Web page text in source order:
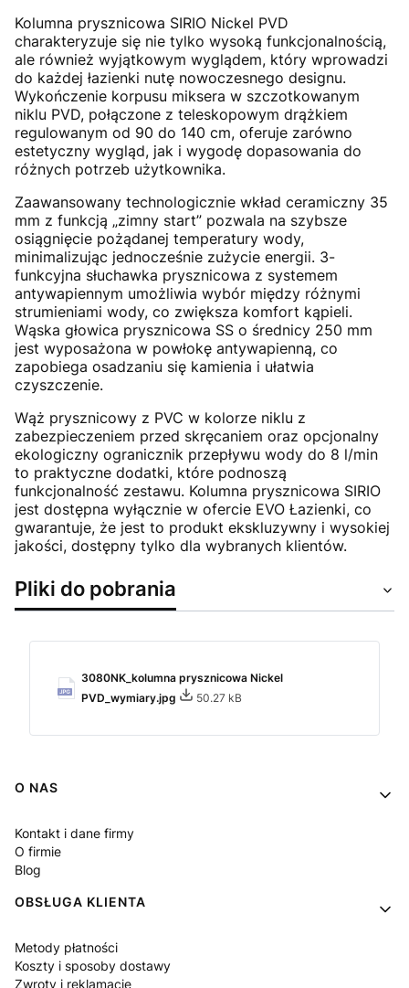
Kolumna prysznicowa SIRIO Nickel PVD
charakteryzuje się nie tylko wysoką funkcjonalnością,
ale również wyjątkowym wyglądem, który wprowadzi
do każdej łazienki nutę nowoczesnego designu.
Wykończenie korpusu miksera w szczotkowanym
niklu PVD, połączone z teleskopowym drążkiem
regulowanym od 90 do 140 cm, oferuje zarówno
estetyczny wygląd, jak i wygodę dopasowania do
różnych potrzeb użytkownika.
Zaawansowany technologicznie wkład ceramiczny 35
mm z funkcją „zimny start” pozwala na szybsze
osiągnięcie pożądanej temperatury wody,
minimalizując jednocześnie zużycie energii. 3-
funkcyjna słuchawka prysznicowa z systemem
antywapiennym umożliwia wybór między różnymi
strumieniami wody, co zwiększa komfort kąpieli.
Wąska głowica prysznicowa SS o średnicy 250 mm
jest wyposażona w powłokę antywapienną, co
zapobiega osadzaniu się kamienia i ułatwia
czyszczenie.
Wąż prysznicowy z PVC w kolorze niklu z
zabezpieczeniem przed skręcaniem oraz opcjonalny
ekologiczny ogranicznik przepływu wody do 8 l/min
to praktyczne dodatki, które podnoszą
funkcjonalność zestawu. Kolumna prysznicowa SIRIO
jest dostępna wyłącznie w ofercie EVO Łazienki, co
gwarantuje, że jest to produkt ekskluzywny i wysokiej
jakości, dostępny tylko dla wybranych klientów.
Pliki do pobrania
3080NK_kolumna prysznicowa Nickel
PVD_wymiary.jpg
50.27 kB
Linki w stopce
O NAS
Kontakt i dane firmy
O firmie
Blog
OBSŁUGA KLIENTA
Metody płatności
Koszty i sposoby dostawy
Zwroty i reklamacje